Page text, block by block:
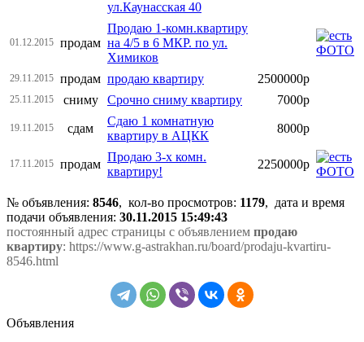
ул.Каунасская 40
01.12.2015 продам
Продаю 1-комн.квартиру
на 4/5 в 6 МКР. по ул.
Химиков
29.11.2015 продам продаю квартиру 2500000р
25.11.2015 сниму Срочно сниму квартиру 7000р
19.11.2015 сдам
Сдаю 1 комнатную
квартиру в АЦКК
8000р
17.11.2015 продам
Продаю 3-х комн.
квартиру!
2250000р
№ объявления: 8546, кол-во просмотров: 1179, дата и время
подачи объявления: 30.11.2015 15:49:43
постоянный адрес страницы с объявлением продаю
квартиру: https://www.g-astrakhan.ru/board/prodaju-kvartiru-
8546.html
Объявления